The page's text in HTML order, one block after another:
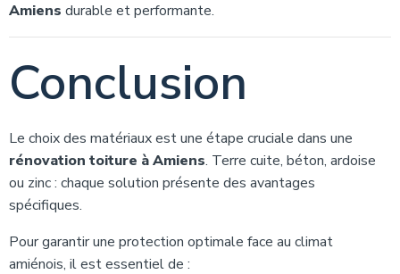
Amiens durable et performante.
Conclusion
Le choix des matériaux est une étape cruciale dans une
rénovation toiture à Amiens. Terre cuite, béton, ardoise
ou zinc : chaque solution présente des avantages
spécifiques.
Pour garantir une protection optimale face au climat
amiénois, il est essentiel de :